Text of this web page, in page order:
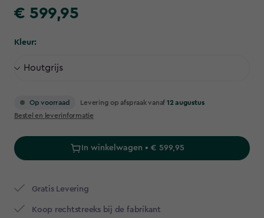
€
€ 599,95
Kleur:
Op voorraad Levering op afspraak vanaf 12 augustus
Bestel en leverinformatie
In winkelwagen • € 599,95
Gratis Levering​
Koop rechtstreeks bij de fabrikant